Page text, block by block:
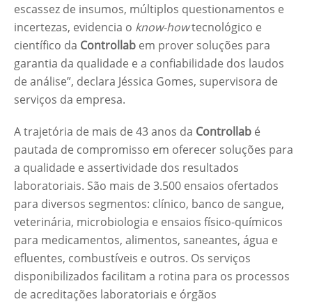
escassez de insumos, múltiplos questionamentos e
incertezas, evidencia o know-howtecnológico e
científico da Controllab em prover soluções para
garantia da qualidade e a confiabilidade dos laudos
de análise”, declara Jéssica Gomes, supervisora de
serviços da empresa.
A trajetória de mais de 43 anos da Controllab é
pautada de compromisso em oferecer soluções para
a qualidade e assertividade dos resultados
laboratoriais. São mais de 3.500 ensaios ofertados
para diversos segmentos: clínico, banco de sangue,
veterinária, microbiologia e ensaios físico-químicos
para medicamentos, alimentos, saneantes, água e
efluentes, combustíveis e outros. Os serviços
disponibilizados facilitam a rotina para os processos
de acreditações laboratoriais e órgãos